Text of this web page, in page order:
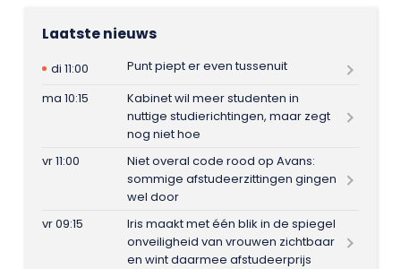
Laatste nieuws
di 11:00
Punt piept er even tussenuit
ma 10:15
Kabinet wil meer studenten in
nuttige studierichtingen, maar zegt
nog niet hoe
vr 11:00
Niet overal code rood op Avans:
sommige afstudeerzittingen gingen
wel door
vr 09:15
Iris maakt met één blik in de spiegel
onveiligheid van vrouwen zichtbaar
en wint daarmee afstudeerprijs